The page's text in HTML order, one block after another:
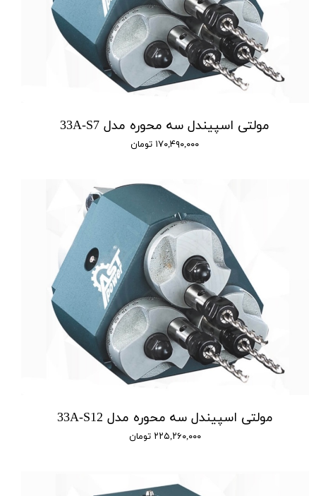
مولتی اسپیندل سه محوره مدل 33A-S7
۱۷۰,۴۹۰,۰۰۰ تومان
مولتی اسپیندل سه محوره مدل 33A-S12
۲۲۵,۲۶۰,۰۰۰ تومان